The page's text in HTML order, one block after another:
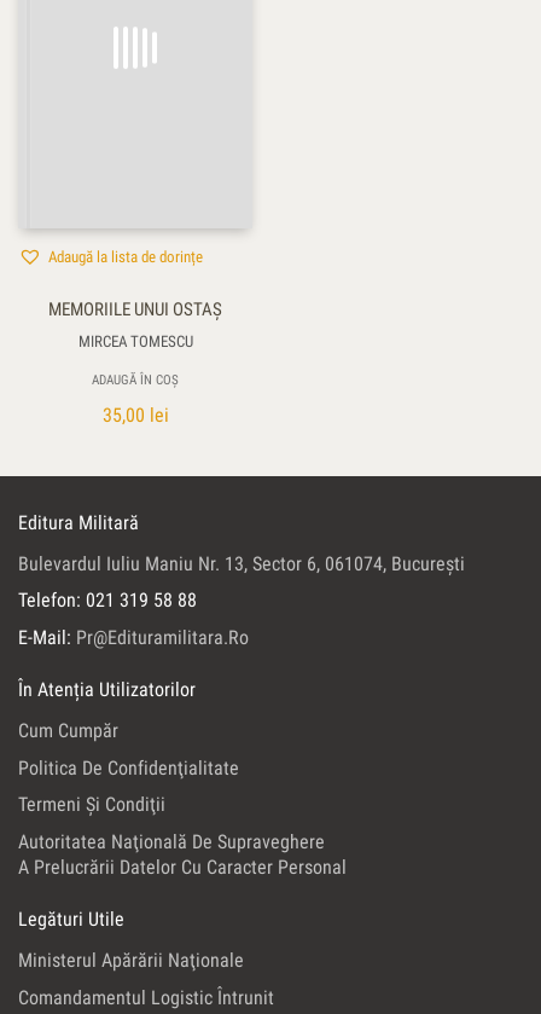
Adaugă la lista de dorințe
MEMORIILE UNUI OSTAŞ
MIRCEA TOMESCU
ADAUGĂ ÎN COȘ
35,00 lei
Editura Militară
Bulevardul Iuliu Maniu Nr. 13, Sector 6, 061074, Bucureşti
Telefon: 021 319 58 88
E-Mail: Pr@edituramilitara.ro
În Atenția Utilizatorilor
Cum Cumpăr
Politica De Confidenţialitate
Termeni Şi Condiţii
Autoritatea Naţională De Supraveghere
A Prelucrării Datelor Cu Caracter Personal
Legături Utile
Ministerul Apărării Naţionale
Comandamentul Logistic Întrunit